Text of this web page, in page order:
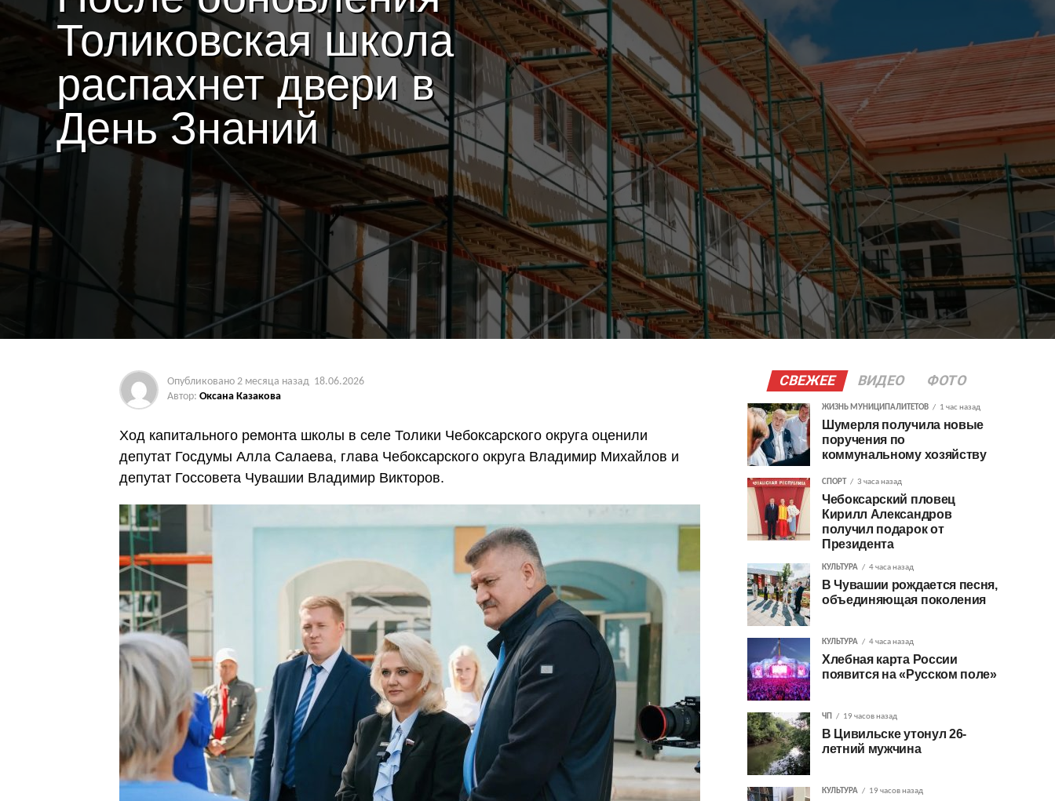
Толиковская школа
распахнет двери в
День Знаний
Опубликовано 2 месяца назад 18.06.2026
Автор: Оксана Казакова
Ход капитального ремонта школы в селе Толики Чебоксарского округа оценили
депутат Госдумы Алла Салаева, глава Чебоксарского округа Владимир Михайлов и
депутат Госсовета Чувашии Владимир Викторов.
СВЕЖЕЕ ВИДЕО ФОТО
ЖИЗНЬ МУНИЦИПАЛИТЕТОВ 1 час назад
Шумерля получила новые
поручения по
коммунальному хозяйству
СПОРТ 3 часа назад
Чебоксарский пловец
Кирилл Александров
получил подарок от
Президента
КУЛЬТУРА 4 часа назад
В Чувашии рождается песня,
объединяющая поколения
КУЛЬТУРА 4 часа назад
Хлебная карта России
появится на «Русском поле»
ЧП 19 часов назад
В Цивильске утонул 26-
летний мужчина
КУЛЬТУРА 19 часов назад